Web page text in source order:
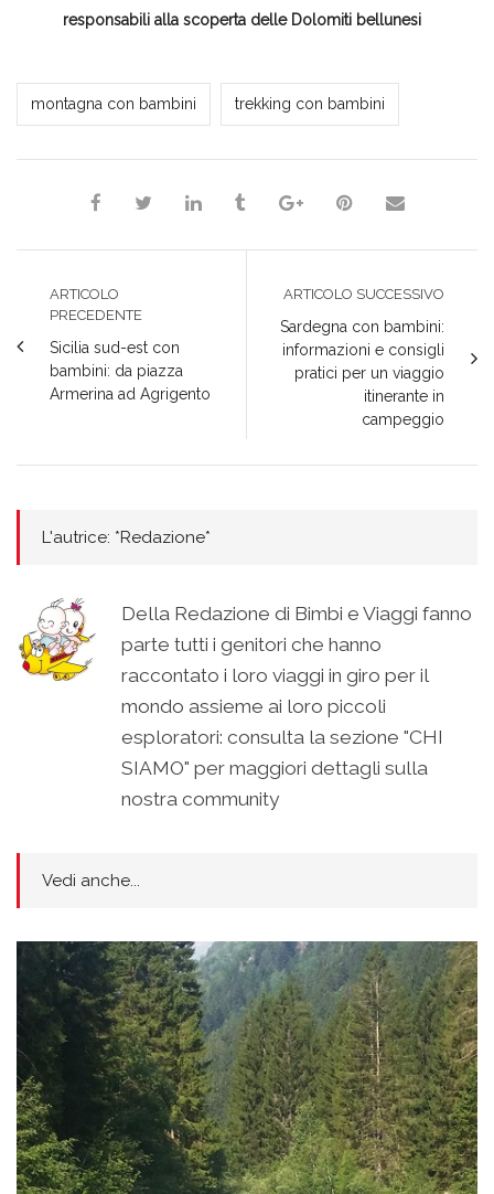
responsabili alla scoperta delle Dolomiti bellunesi
*Redazione*
montagna con bambini
trekking con bambini
ARTICOLO
PRECEDENTE
Sicilia sud-est con
bambini: da piazza
Armerina ad Agrigento
ARTICOLO SUCCESSIVO
Sardegna con bambini:
informazioni e consigli
pratici per un viaggio
itinerante in
campeggio
L'autrice: *Redazione*
Della Redazione di Bimbi e Viaggi fanno
parte tutti i genitori che hanno
raccontato i loro viaggi in giro per il
mondo assieme ai loro piccoli
esploratori: consulta la sezione "CHI
SIAMO" per maggiori dettagli sulla
nostra community
Vedi anche...